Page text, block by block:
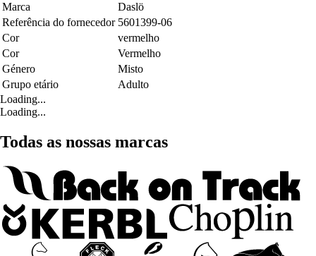
Marca
Daslö
Referência do fornecedor 5601399-06
Cor
vermelho
Cor
Vermelho
Género
Misto
Grupo etário
Adulto
Loading...
Loading...
Todas as nossas marcas